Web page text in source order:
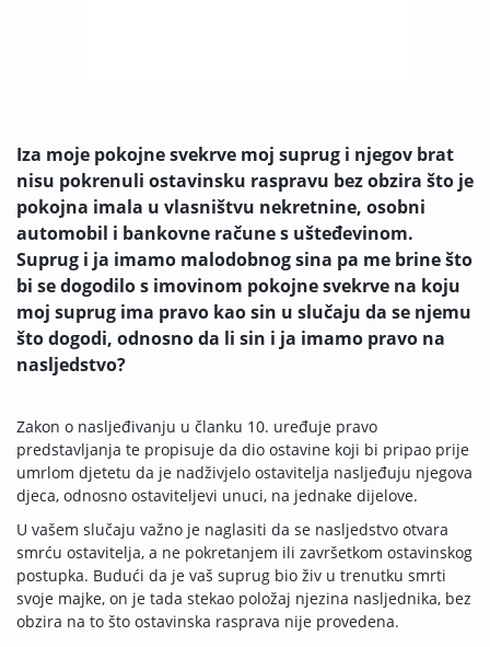
Iza moje pokojne svekrve moj suprug i njegov brat
nisu pokrenuli ostavinsku raspravu bez obzira što je
pokojna imala u vlasništvu nekretnine, osobni
automobil i bankovne račune s ušteđevinom.
Suprug i ja imamo malodobnog sina pa me brine što
bi se dogodilo s imovinom pokojne svekrve na koju
moj suprug ima pravo kao sin u slučaju da se njemu
što dogodi, odnosno da li sin i ja imamo pravo na
nasljedstvo?
Zakon o nasljeđivanju u članku 10. uređuje pravo
predstavljanja te propisuje da dio ostavine koji bi pripao prije
umrlom djetetu da je nadživjelo ostavitelja nasljeđuju njegova
djeca, odnosno ostaviteljevi unuci, na jednake dijelove.
U vašem slučaju važno je naglasiti da se nasljedstvo otvara
smrću ostavitelja, a ne pokretanjem ili završetkom ostavinskog
postupka. Budući da je vaš suprug bio živ u trenutku smrti
svoje majke, on je tada stekao položaj njezina nasljednika, bez
obzira na to što ostavinska rasprava nije provedena.